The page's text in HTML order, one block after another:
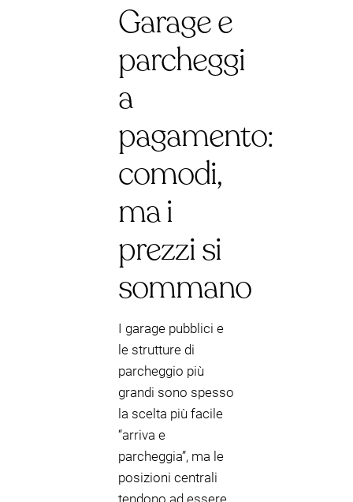
Garage e
parcheggi
a
pagamento:
comodi,
ma i
prezzi si
sommano
I garage pubblici e
le strutture di
parcheggio più
grandi sono spesso
la scelta più facile
“arriva e
parcheggia”, ma le
posizioni centrali